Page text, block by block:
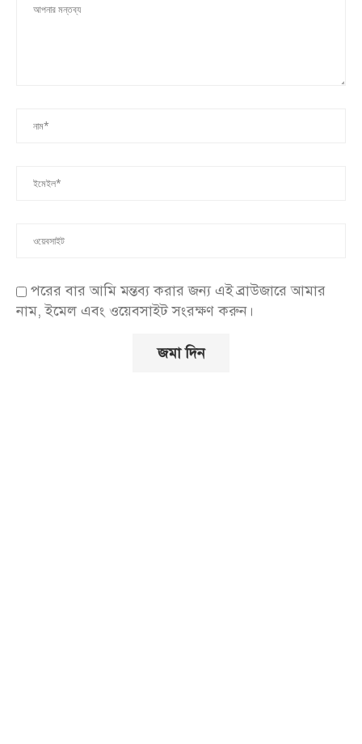
পরের বার আমি মন্তব্য করার জন্য এই ব্রাউজারে আমার
নাম, ইমেল এবং ওয়েবসাইট সংরক্ষণ করুন।